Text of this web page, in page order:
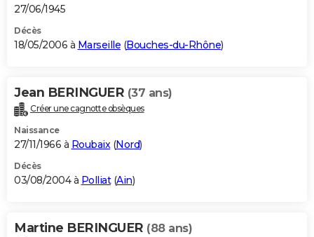
27/06/1945
Décès
18/05/2006 à Marseille (Bouches-du-Rhône)
Jean BERINGUER (37 ans)
Créer une cagnotte obsèques
Naissance
27/11/1966 à Roubaix(Nord)
Décès
03/08/2004 à Polliat(Ain)
Martine BERINGUER (88 ans)